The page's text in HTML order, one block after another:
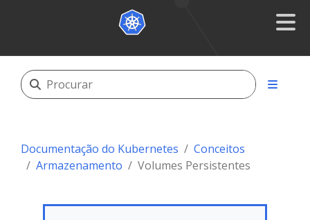
Documentação do Kubernetes
Conceitos
Armazenamento
Volumes Persistentes